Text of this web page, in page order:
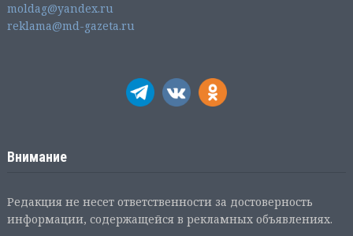
moldag@yandex.ru
reklama@md-gazeta.ru
Внимание
Редакция не несет ответственности за достоверность
информации, содержащейся в рекламных объявлениях.